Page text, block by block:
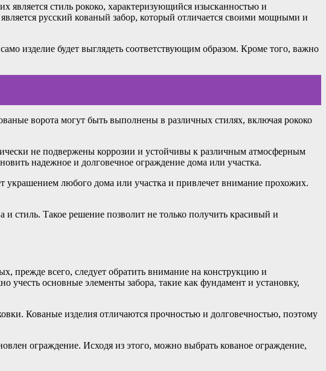
является стиль рококо, характеризующийся изысканностью и
русский кованый забор, который отличается своими мощными и
изделие будет выглядеть соответствующим образом. Кроме того, важно
ворота могут быть выполнены в различных стилях, включая рококо
не подвержены коррозии и устойчивы к различным атмосферным
надежное и долговечное ограждение дома или участка.
украшением любого дома или участка и привлечет внимание прохожих.
и стиль. Такое решение позволит не только получить красивый и
прежде всего, следует обратить внимание на конструкцию и
основные элементы забора, такие как фундамент и установку,
Кованые изделия отличаются прочностью и долговечностью, поэтому
ограждение. Исходя из этого, можно выбрать кованое ограждение,